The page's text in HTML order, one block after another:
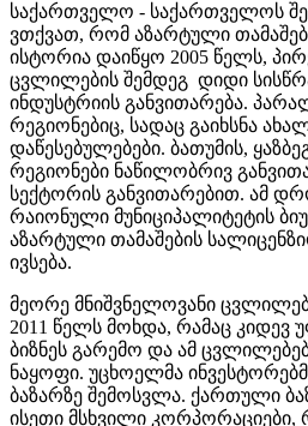
საქართველო - საქართველოს
ვთქვათ, რომ აზარტული
ისტორია დაიწყო 2005 წელს,
ცვლილების შემდეგ დიდი
ინდუსტრიის განვითარება.
რეგიონებიც, სადაც გაიხსნა
დაწესებულებები. ბათუმის,
რეგიონები ნაწილობრივ
სექტორის განვითარებით. ამ
რაიონული მუნიციპალიტეტის
აზარტული თამაშების
ივსება.
მეორე მნიშვნელოვანი
2011 წელს მოხდა, რამაც კიდევ
ბიზნეს გარემო და ამ
ნაყოფი. უცხოელმა
ბაზარზე შემოსვლა. ქართული
ისეთი მსხვილი კორპორაციები,